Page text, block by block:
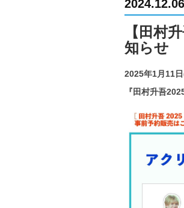
2024.12.06
【田村
知らせ
2025年1月11
『田村升吾